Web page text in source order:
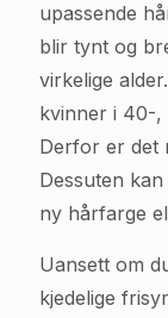
upassende
blir tynt og
virkelige
kvinner i 40-,
Derfor er det
Dessuten
ny hårfarge
Uansett om
kjedelige